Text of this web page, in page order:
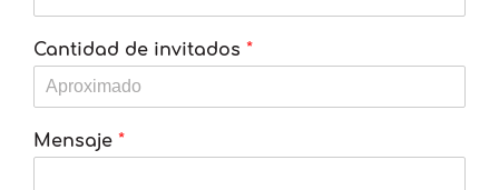
Cantidad de invitados *
Mensaje *